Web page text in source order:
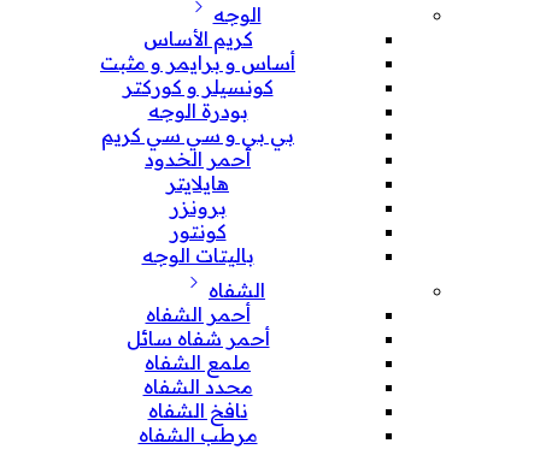
الوجه
كريم الأساس
أساس و برايمر و مثبت
كونسيلر و كوركتر
بودرة الوجه
بي بي و سي سي كريم
أحمر الخدود
هايلايتر
برونزر
كونتور
باليتات الوجه
الشفاه
أحمر الشفاه
أحمر شفاه سائل
ملمع الشفاه
محدد الشفاه
نافخ الشفاه
مرطب الشفاه